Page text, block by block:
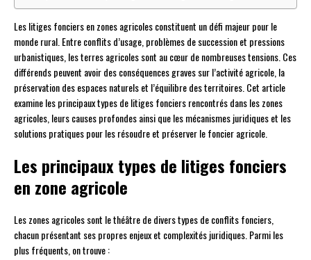
Les litiges fonciers en zones agricoles constituent un défi majeur pour le
monde rural. Entre conflits d’usage, problèmes de succession et pressions
urbanistiques, les terres agricoles sont au cœur de nombreuses tensions. Ces
différends peuvent avoir des conséquences graves sur l’activité agricole, la
préservation des espaces naturels et l’équilibre des territoires. Cet article
examine les principaux types de litiges fonciers rencontrés dans les zones
agricoles, leurs causes profondes ainsi que les mécanismes juridiques et les
solutions pratiques pour les résoudre et préserver le foncier agricole.
Les principaux types de litiges fonciers
en zone agricole
Les zones agricoles sont le théâtre de divers types de conflits fonciers,
chacun présentant ses propres enjeux et complexités juridiques. Parmi les
plus fréquents, on trouve :